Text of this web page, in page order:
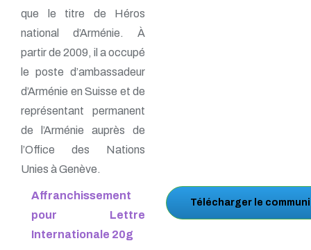
que le titre de Héros
national d’Arménie. À
partir de 2009, il a occupé
le poste d’ambassadeur
d’Arménie en Suisse et de
représentant permanent
de l’Arménie auprès de
l’Office des Nations
Unies à Genève.
Affranchissement
pour Lettre
Internationale 20g
Télécharger le